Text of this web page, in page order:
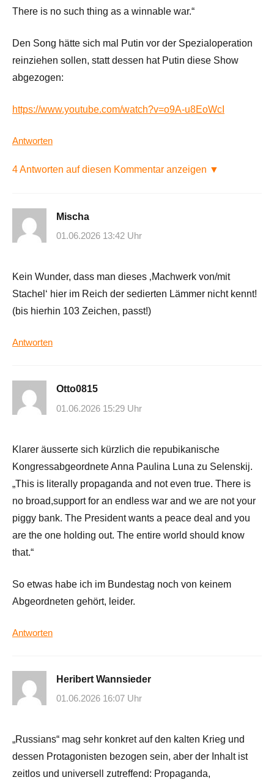
There is no such thing as a winnable war.“
Den Song hätte sich mal Putin vor der Spezialoperation
reinziehen sollen, statt dessen hat Putin diese Show
abgezogen:
https://www.youtube.com/watch?v=o9A-u8EoWcI
Antworten
4 Antworten auf diesen Kommentar anzeigen ▼
Mischa
01.06.2026 13:42 Uhr
Kein Wunder, dass man dieses ‚Machwerk von/mit
Stachel‘ hier im Reich der sedierten Lämmer nicht kennt!
(bis hierhin 103 Zeichen, passt!)
Antworten
Otto0815
01.06.2026 15:29 Uhr
Klarer äusserte sich kürzlich die repubikanische
Kongressabgeordnete Anna Paulina Luna zu Selenskij.
„This is literally propaganda and not even true. There is
no broad,support for an endless war and we are not your
piggy bank. The President wants a peace deal and you
are the one holding out. The entire world should know
that.“
So etwas habe ich im Bundestag noch von keinem
Abgeordneten gehört, leider.
Antworten
Heribert Wannsieder
01.06.2026 16:07 Uhr
„Russians“ mag sehr konkret auf den kalten Krieg und
dessen Protagonisten bezogen sein, aber der Inhalt ist
zeitlos und universell zutreffend: Propaganda,